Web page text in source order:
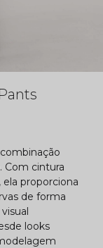
Com cintura
proporciona
de forma
looks